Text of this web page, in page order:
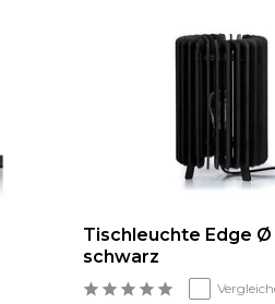
Tischleuchte Edge Ø
schwarz